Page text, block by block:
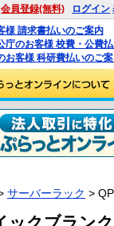
会員登録(無料) ログイン
様 請求書払いのご案内
庁のお客様 校費・公費
お客様 科研費払いのご
サーバーラック >